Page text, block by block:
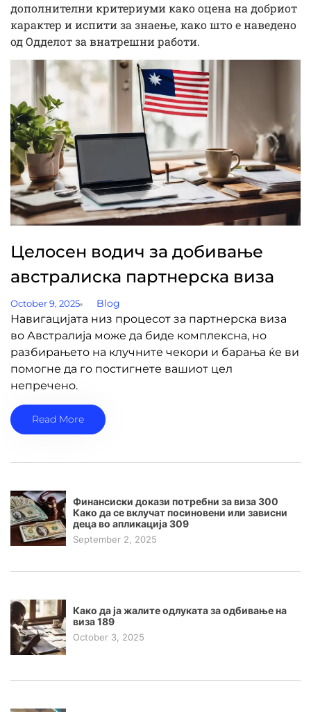
дополнителни критериуми како оцена на добриот
карактер и испити за знаење, како што е наведено
од Одделот за внатрешни работи.
Целосен водич за добивање
австралиска партнерска виза
October 9, 2025 Blog
Навигацијата низ процесот за партнерска виза
во Австралија може да биде комплексна, но
разбирањето на клучните чекори и барања ќе ви
помогне да го постигнете вашиот цел
непречено.
Read More
Финансиски докази потребни за виза 300
Како да се вклучат посиновени или зависни
деца во апликација 309
September 2, 2025
Како да ја жалите одлуката за одбивање на
виза 189
October 3, 2025